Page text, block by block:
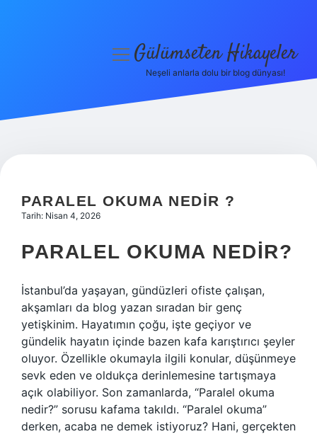
Hakkımızda
menüyüGülümseten Hikayeler
Neşeli anlarla dolu bir blog dünyası!
PARALEL OKUMA NEDIR ?
Tarih: Nisan 4, 2026
PARALEL OKUMA NEDIR?
İstanbul’da yaşayan, gündüzleri ofiste çalışan,
akşamları da blog yazan sıradan bir genç
yetişkinim. Hayatımın çoğu, işte geçiyor ve
gündelik hayatın içinde bazen kafa karıştırıcı şeyler
oluyor. Özellikle okumayla ilgili konular, düşünmeye
sevk eden ve oldukça derinlemesine tartışmaya
açık olabiliyor. Son zamanlarda, “Paralel okuma
nedir?” sorusu kafama takıldı. “Paralel okuma”
derken, acaba ne demek istiyoruz? Hani, gerçekten